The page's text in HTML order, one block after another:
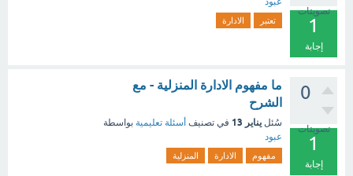
تصويتات
1
إجابة
تعتبر الادارة
0
تصويتات
1
إجابة
ما مفهوم الادارة المنزلية - مع
الشرح
سُئل يناير 13 في تصنيف أسئلة تعليمية بواسطة
عبود
مفهوم الادارة المنزلية